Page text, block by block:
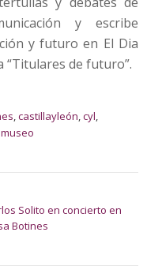
y escribe
y futuro en El Dia
“Titulares de futuro”.
,castillayleón,cyl,
museo
Solito en concierto en
Botines